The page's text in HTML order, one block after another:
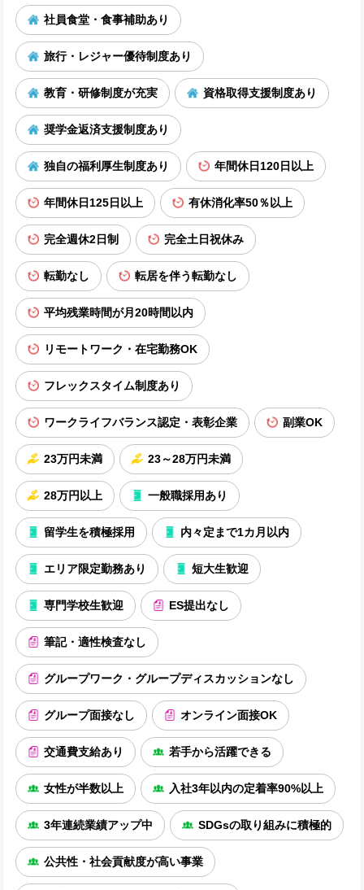
社員食堂・食事補助あり
旅行・レジャー優待制度あり
教育・研修制度が充実 資格取得支援制度あり
奨学金返済支援制度あり
独自の福利厚生制度あり 年間休日120日以上
年間休日125日以上 有休消化率50％以上
完全週休2日制 完全土日祝休み
転勤なし 転居を伴う転勤なし
平均残業時間が月20時間以内
リモートワーク・在宅勤務OK
フレックスタイム制度あり
ワークライフバランス認定・表彰企業 副業OK
23万円未満 23～28万円未満
28万円以上 一般職採用あり
留学生を積極採用 内々定まで1カ月以内
エリア限定勤務あり 短大生歓迎
専門学校生歓迎 ES提出なし
筆記・適性検査なし
グループワーク・グループディスカッションなし
グループ面接なし オンライン面接OK
交通費支給あり 若手から活躍できる
女性が半数以上 入社3年以内の定着率90%以上
3年連続業績アップ中 SDGsの取り組みに積極的
公共性・社会貢献度が高い事業